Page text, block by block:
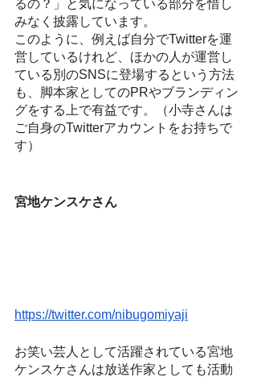
るの？」と気になっている部分を惜し
みなく披露しています。
このように、例えば自分でTwitterを運
営しているけれど、ほかの人が運営し
ている別のSNSに登場するという方法
も、脚本家としてのPRやブランディン
グをする上で有益です。（小寺さんは
ご自身のTwitterアカウントをお持ちで
す）
宮地ケンスケさん
https://twitter.com/nibugomiyaji
お笑い芸人として活躍されている宮地
ケンスケさんは放送作家としても活動